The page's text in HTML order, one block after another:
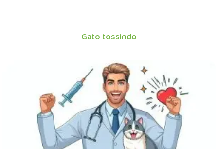
Gato tossindo